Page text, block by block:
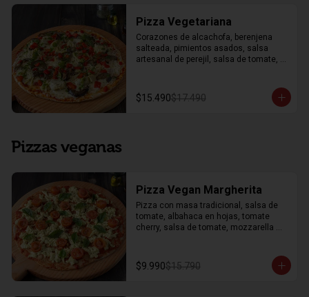
Pizza Vegetariana
Corazones de alcachofa, berenjena
salteada, pimientos asados, salsa
artesanal de perejil, salsa de tomate,
$15.490$17.490
Pizzas veganas
Pizza Vegan Margherita
Pizza con masa tradicional, salsa de
tomate, albahaca en hojas, tomate
cherry, salsa de tomate, mozzarella
$9.990$15.790